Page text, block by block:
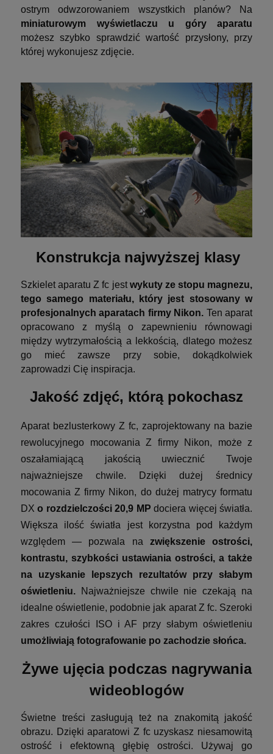
ostrym odwzorowaniem wszystkich planów? Na
miniaturowym wyświetlaczu u góry aparatu
możesz szybko sprawdzić wartość przysłony, przy
której wykonujesz zdjęcie.
Konstrukcja najwyższej klasy
Szkielet aparatu Z fc jest wykuty ze stopu magnezu,
tego samego materiału, który jest stosowany w
profesjonalnych aparatach firmy Nikon. Ten aparat
opracowano z myślą o zapewnieniu równowagi
między wytrzymałością a lekkością, dlatego możesz
go mieć zawsze przy sobie, dokądkolwiek
zaprowadzi Cię inspiracja.
Jakość zdjęć, którą pokochasz
Aparat bezlusterkowy Z fc, zaprojektowany na bazie
rewolucyjnego mocowania Z firmy Nikon, może z
oszałamiającą jakością uwiecznić Twoje
najważniejsze chwile. Dzięki dużej średnicy
mocowania Z firmy Nikon, do dużej matrycy formatu
DXo rozdzielczości 20,9 MP dociera więcej światła.
Większa ilość światła jest korzystna pod każdym
względem — pozwala na zwiększenie ostrości,
kontrastu, szybkości ustawiania ostrości, a także
na uzyskanie lepszych rezultatów przy słabym
oświetleniu.
Najważniejsze chwile nie czekają na
idealne oświetlenie, podobnie jak aparat Z fc. Szeroki
zakres czułości ISO i AF przy słabym oświetleniu
umożliwiają fotografowanie po zachodzie słońca.
Żywe ujęcia podczas nagrywania
wideoblogów
Świetne treści zasługują też na znakomitą jakość
obrazu. Dzięki aparatowi Z fc uzyskasz niesamowitą
ostrość i efektowną głębię ostrości. Używaj go